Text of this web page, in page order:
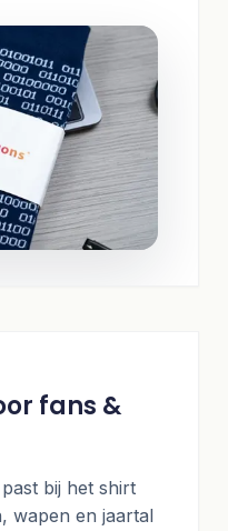
fans &
bij het shirt
wapen en jaartal